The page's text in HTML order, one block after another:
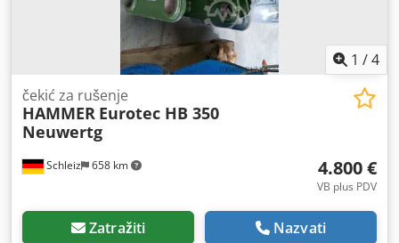
1 /4
Schleiz 658 km
čekić za rušenje
HAMMER Eurotec HB 350
Neuwertg
4.800 €
VB plus PDV
Zatražiti Nazvati